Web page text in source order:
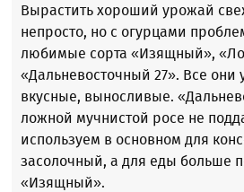
Вырастить хороший урожай
непросто, но с огурцами
любимые сорта «Изящный»,
«Дальневосточный 27». Все
вкусные, выносливые.
ложной мучнистой росе не
используем в основном для
засолочный, а для еды больше
«Изящный».